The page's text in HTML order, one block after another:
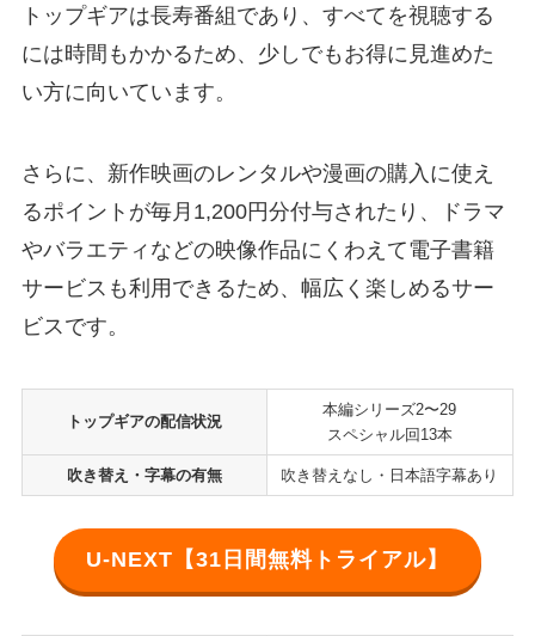
トップギアは長寿番組であり、すべてを視聴する
には時間もかかるため、少しでもお得に見進めた
い方に向いています。
さらに、新作映画のレンタルや漫画の購入に使え
るポイントが毎月1,200円分付与されたり、ドラマ
やバラエティなどの映像作品にくわえて電子書籍
サービスも利用できるため、幅広く楽しめるサー
ビスです。
トップギアの配信状況
本編シリーズ2〜29
スペシャル回13本
吹き替え・字幕の有無 吹き替えなし・日本語字幕あり
U-NEXT【31日間無料トライアル】